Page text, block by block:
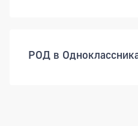
РОД в